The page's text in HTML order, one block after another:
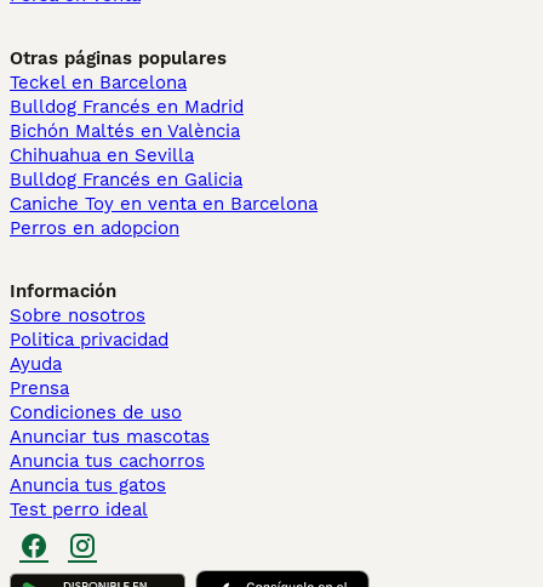
Otras páginas populares
Teckel en Barcelona
Bulldog Francés en Madrid
Bichón Maltés en València
Chihuahua en Sevilla
Bulldog Francés en Galicia
Caniche Toy en venta en Barcelona
Perros en adopcion
Información
Sobre nosotros
Politica privacidad
Ayuda
Prensa
Condiciones de uso
Anunciar tus mascotas
Anuncia tus cachorros
Anuncia tus gatos
Test perro ideal